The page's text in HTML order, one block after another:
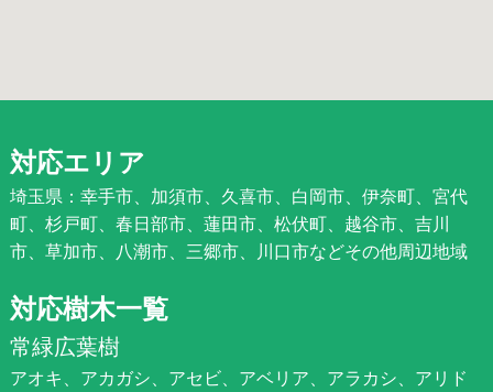
対応エリア
埼玉県：幸手市、加須市、久喜市、白岡市、伊奈町、宮代
町、杉戸町、春日部市、蓮田市、松伏町、越谷市、吉川
市、草加市、八潮市、三郷市、川口市などその他周辺地域
対応樹木一覧
常緑広葉樹
アオキ、アカガシ、アセビ、アベリア、アラカシ、アリド